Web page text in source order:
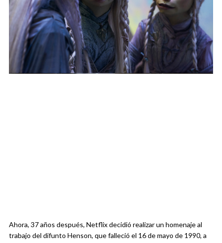
Ahora, 37 años después, Netflix decidió realizar un homenaje al
trabajo del difunto Henson, que falleció el 16 de mayo de 1990, a